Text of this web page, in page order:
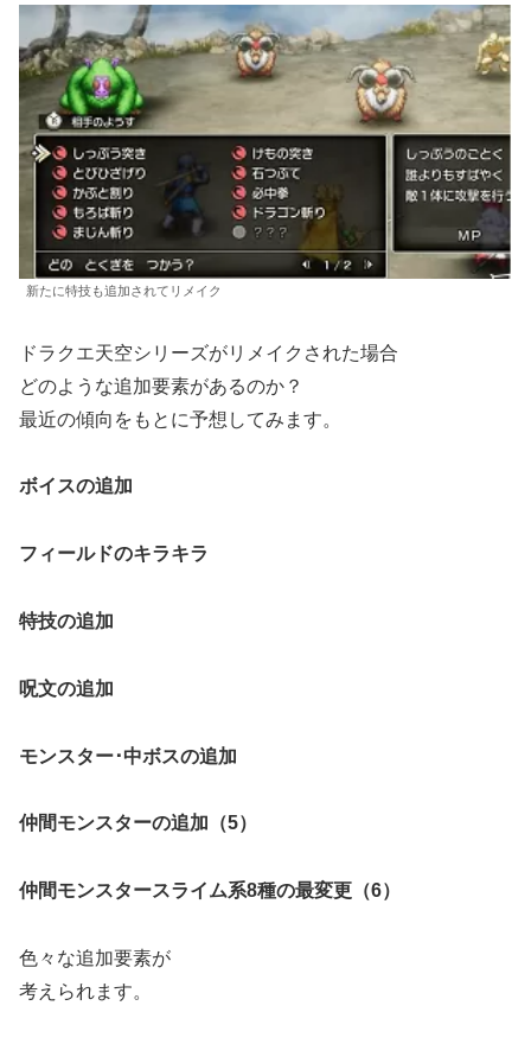
新たに特技も追加されてリメイク
ドラクエ天空シリーズがリメイクされた場合
どのような追加要素があるのか？
最近の傾向をもとに予想してみます。
ボイスの追加
フィールドのキラキラ
特技の追加
呪文の追加
モンスター･中ボスの追加
仲間モンスターの追加（5）
仲間モンスタースライム系8種の最変更（6）
色々な追加要素が
考えられます。